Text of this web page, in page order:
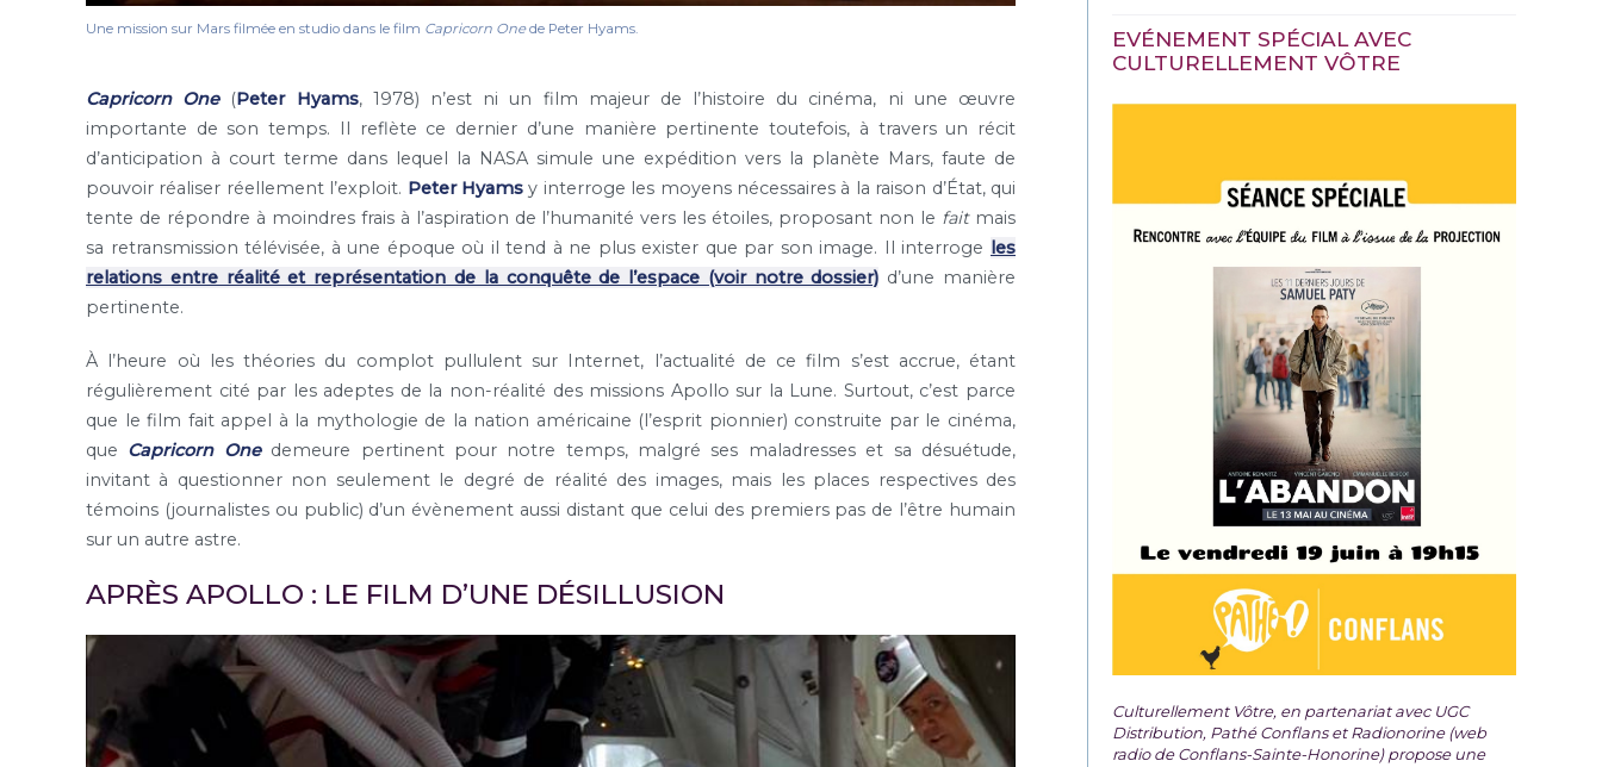
Une mission sur Mars filmée en studio dans le film Capricorn Onede Peter Hyams.
Capricorn One(Peter Hyams, 1978) n’est ni un film majeur de l’histoire du cinéma, ni une œuvre
importante de son temps. Il reflète ce dernier d’une manière pertinente toutefois, à travers un récit
d’anticipation à court terme dans lequel la NASA simule une expédition vers la planète Mars, faute de
pouvoir réaliser réellement l’exploit. Peter Hyams y interroge les moyens nécessaires à la raison d’État, qui
tente de répondre à moindres frais à l’aspiration de l’humanité vers les étoiles, proposant non le faitmais
sa retransmission télévisée, à une époque où il tend à ne plus exister que par son image. Il interroge les
relations entre réalité et représentation de la conquête de l’espace (voir notre dossier) d’une manière
pertinente.
À l’heure où les théories du complot pullulent sur Internet, l’actualité de ce film s’est accrue, étant
régulièrement cité par les adeptes de la non-réalité des missions Apollo sur la Lune. Surtout, c’est parce
que le film fait appel à la mythologie de la nation américaine (l’esprit pionnier) construite par le cinéma,
que Capricorn One demeure pertinent pour notre temps, malgré ses maladresses et sa désuétude,
invitant à questionner non seulement le degré de réalité des images, mais les places respectives des
témoins (journalistes ou public) d’un évènement aussi distant que celui des premiers pas de l’être humain
sur un autre astre.
APRÈS APOLLO : LE FILM D’UNE DÉSILLUSION
EVÉNEMENT SPÉCIAL AVEC
CULTURELLEMENT VÔTRE
Culturellement Vôtre, en partenariat avec UGC
Distribution, Pathé Conflans et Radionorine (web
radio de Conflans-Sainte-Honorine) propose une